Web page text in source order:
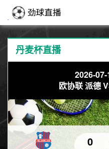
丹麦杯直播
2026-
欧协联 派德
0